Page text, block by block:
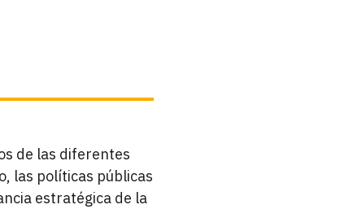
de las diferentes
las políticas públicas
estratégica de la